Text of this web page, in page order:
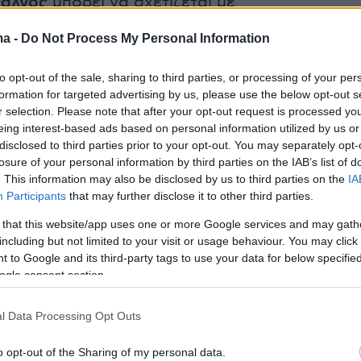
- Do Not Process My Personal Information
opt-out of the sale, sharing to third parties, or processing of your
for targeted advertising by us, please use the below opt-out
selection. Please note that after your opt-out request is processed
interest-based ads based on personal information utilized by us
to third parties prior to your opt-out. You may separately
of your personal information by third parties on the IAB’s list of
This information may also be disclosed by us to third parties on the
Participants that may further disclose it to other third parties.
that this website/app uses one or more Google services and may
but not limited to your visit or usage behaviour. You may
to Google and its third-party tags to use your data for below
consent section.
Data Processing Opt Outs
opt-out of the Sharing of my personal data.
ή για τη διάγνωση της
συμπτώματα όπως πόνος στο στήθος,
ζάλη, δύσπνοια και αίσθημα κόπωσης, θα
η νεφρική νόσος, η υπνική
θυρεοειδούς.
στο
protothema.gr στο Google Newsκαι μάθετε πρώτοι
Ειδήσειςαπό την Ελλάδα και τον Κόσμο, τη